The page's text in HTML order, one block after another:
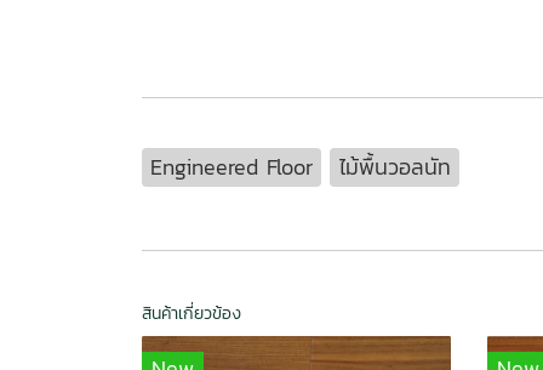
Engineered Floor ไม้พื้นวอลนัท
สินค้าเกี่ยวข้อง